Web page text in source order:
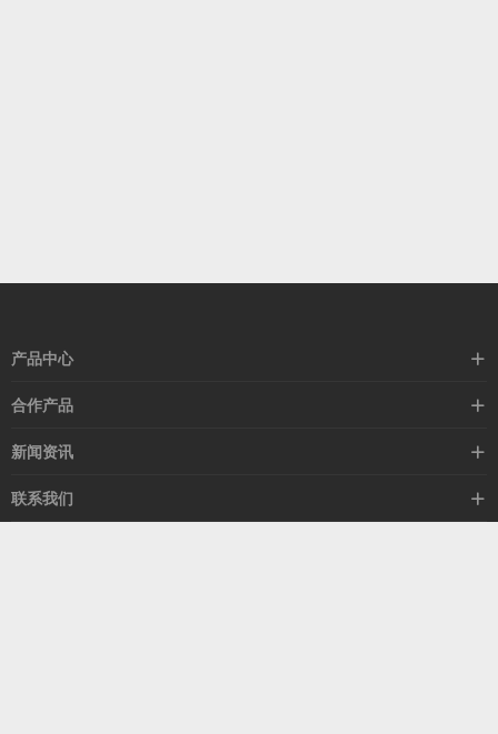
产品中心
高速线缆
以太网交换机
合作产品
希捷硬盘
新闻资讯
行业动态
技术视角
联系我们